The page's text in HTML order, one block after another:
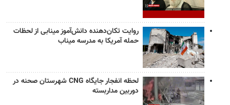
روایت تکان‌دهنده دانش‌آموز مینابی از لحظات
حمله آمریکا به مدرسه میناب
لحظه انفجار جایگاه CNG شهرستان صحنه در
دوربین مداربسته